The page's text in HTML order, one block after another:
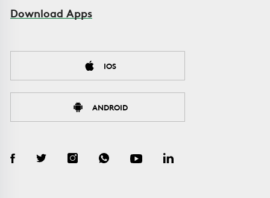
Download Apps
IOS
ANDROID